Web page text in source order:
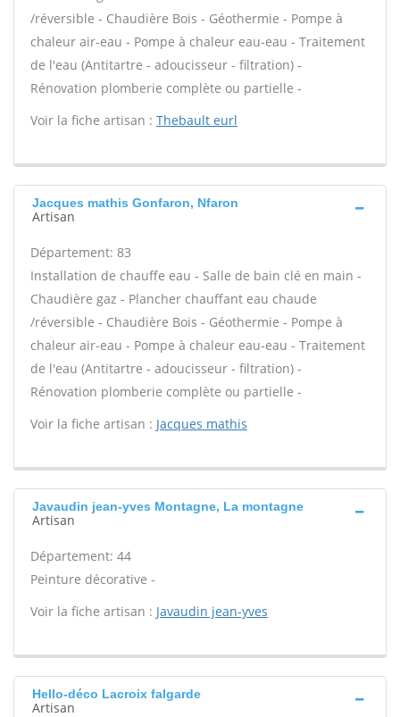
/réversible - Chaudière Bois - Géothermie - Pompe à
chaleur air-eau - Pompe à chaleur eau-eau - Traitement
de l'eau (Antitartre - adoucisseur - filtration) -
Rénovation plomberie complète ou partielle -
Voir la fiche artisan : Thebault eurl
Jacques mathis Gonfaron, Nfaron
Artisan
Département: 83
Installation de chauffe eau - Salle de bain clé en main -
Chaudière gaz - Plancher chauffant eau chaude
/réversible - Chaudière Bois - Géothermie - Pompe à
chaleur air-eau - Pompe à chaleur eau-eau - Traitement
de l'eau (Antitartre - adoucisseur - filtration) -
Rénovation plomberie complète ou partielle -
Voir la fiche artisan : Jacques mathis
Javaudin jean-yves Montagne, La montagne
Artisan
Département: 44
Peinture décorative -
Voir la fiche artisan : Javaudin jean-yves
Hello-déco Lacroix falgarde
Artisan